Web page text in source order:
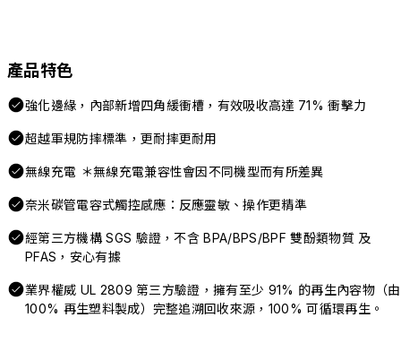
產品特色
強化邊緣，內部新增四角緩衝槽，有效吸收高達 71% 衝擊力
超越軍規防摔標準，更耐摔更耐用
無線充電 ＊無線充電兼容性會因不同機型而有所差異
奈米碳管電容式觸控感應：反應靈敏、操作更精準
經第三方機構 SGS 驗證，不含 BPA/BPS/BPF 雙酚類物質 及
PFAS，安心有據
業界權威 UL 2809 第三方驗證，擁有至少 91% 的再生內容物（由
100% 再生塑料製成）完整追溯回收來源，100% 可循環再生。